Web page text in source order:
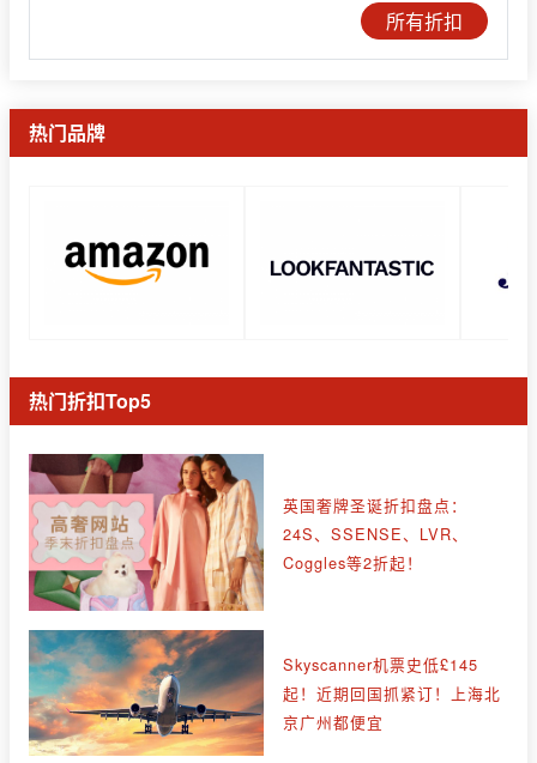
所有折扣
热门品牌
热门折扣Top5
英国奢牌圣诞折扣盘点：
24S、SSENSE、LVR、
Coggles等2折起！
Skyscanner机票史低£145
起！近期回国抓紧订！上海北
京广州都便宜